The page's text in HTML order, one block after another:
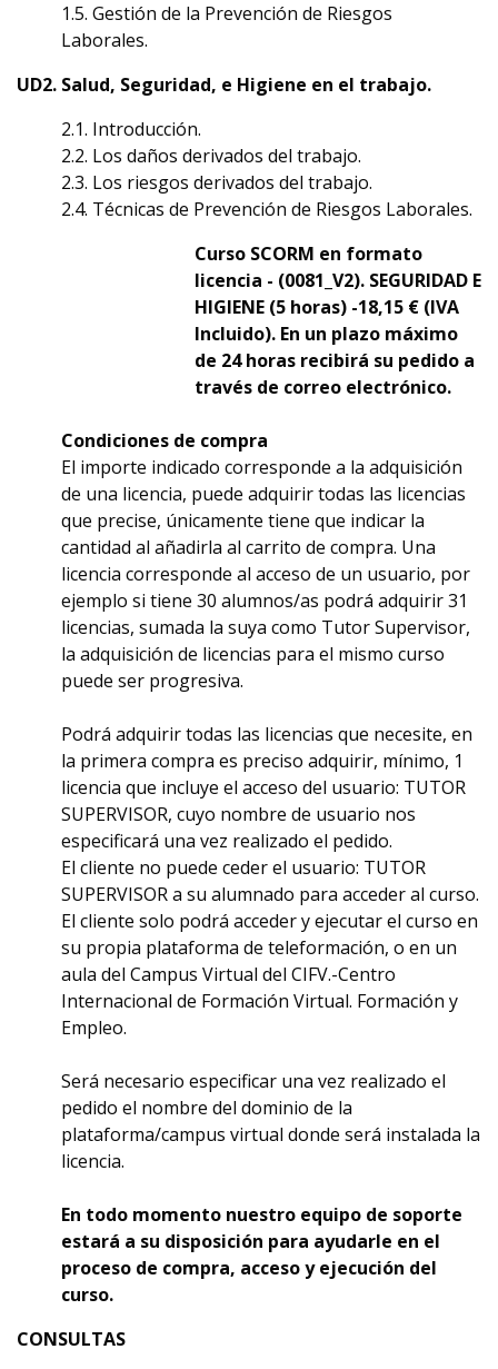
1.5. Gestión de la Prevención de Riesgos
Laborales.
UD2. Salud, Seguridad, e Higiene en el trabajo.
2.1. Introducción.
2.2. Los daños derivados del trabajo.
2.3. Los riesgos derivados del trabajo.
2.4. Técnicas de Prevención de Riesgos Laborales.
Curso SCORM en formato
licencia - (0081_V2). SEGURIDAD E
HIGIENE (5 horas) -18,15 € (IVA
Incluido). En un plazo máximo
de 24 horas recibirá su pedido a
través de correo electrónico.
Condiciones de compra
El importe indicado corresponde a la adquisición
de una licencia, puede adquirir todas las licencias
que precise, únicamente tiene que indicar la
cantidad al añadirla al carrito de compra. Una
licencia corresponde al acceso de un usuario, por
ejemplo si tiene 30 alumnos/as podrá adquirir 31
licencias, sumada la suya como Tutor Supervisor,
la adquisición de licencias para el mismo curso
puede ser progresiva.
Podrá adquirir todas las licencias que necesite, en
la primera compra es preciso adquirir, mínimo, 1
licencia que incluye el acceso del usuario: TUTOR
SUPERVISOR, cuyo nombre de usuario nos
especificará una vez realizado el pedido.
El cliente no puede ceder el usuario: TUTOR
SUPERVISOR a su alumnado para acceder al curso.
El cliente solo podrá acceder y ejecutar el curso en
su propia plataforma de teleformación, o en un
aula del Campus Virtual del CIFV.-Centro
Internacional de Formación Virtual. Formación y
Empleo.
Será necesario especificar una vez realizado el
pedido el nombre del dominio de la
plataforma/campus virtual donde será instalada la
licencia.
En todo momento nuestro equipo de soporte
estará a su disposición para ayudarle en el
proceso de compra, acceso y ejecución del
curso.
CONSULTAS